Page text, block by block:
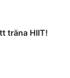
träna HIIT!